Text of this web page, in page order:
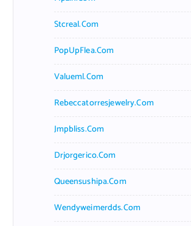
Stcreal.com
PopUpFlea.com
Valueml.com
Rebeccatorresjewelry.com
Jmpbliss.com
Drjorgerico.com
Queensushipa.com
Wendyweimerdds.com